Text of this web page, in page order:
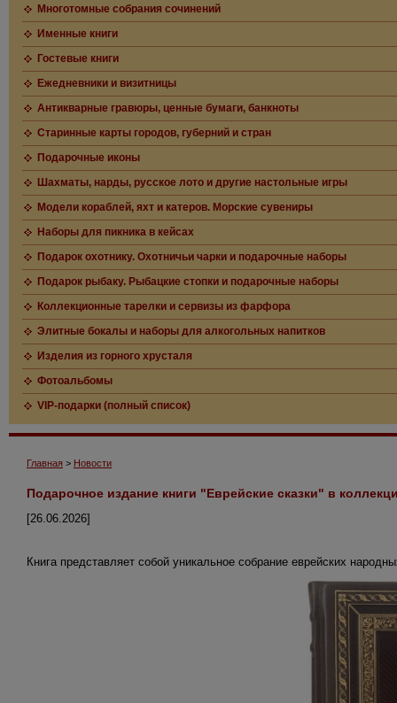
Многотомные собрания сочинений
Именные книги
Гостевые книги
Ежедневники и визитницы
Антикварные гравюры, ценные бумаги, банкноты
Старинные карты городов, губерний и стран
Подарочные иконы
Шахматы, нарды, русское лото и другие настольные игры
Модели кораблей, яхт и катеров. Морские сувениры
Наборы для пикника в кейсах
Подарок охотнику. Охотничьи чарки и подарочные наборы
Подарок рыбаку. Рыбацкие стопки и подарочные наборы
Коллекционные тарелки и сервизы из фарфора
Элитные бокалы и наборы для алкогольных напитков
Изделия из горного хрусталя
Фотоальбомы
VIP-подарки (полный список)
Главная > Новости
Подарочное издание книги "Еврейские сказки" в
[26.06.2026]
Книга представляет собой уникальное собрание еврейских